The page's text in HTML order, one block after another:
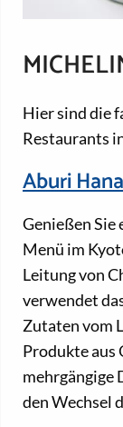
Hier sind die
Restaurants
Aburi Hana
Genießen Sie
Menü im
Leitung von
verwendet
Zutaten vom
Produkte aus
mehrgängige
den Wechsel